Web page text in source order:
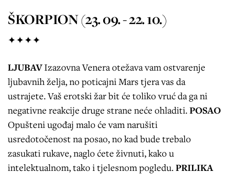
ŠKORPION (23. 09. - 22. 10.)
✦✦✦✦
LJUBAVIzazovna Venera otežava vam ostvarenje
ljubavnih želja, no poticajni Mars tjera vas da
ustrajete. Vaš erotski žar bit će toliko vruć da ga ni
negativne reakcije druge strane neće ohladiti.POSAO
Opušteni ugođaj malo će vam narušiti
usredotočenost na posao, no kad bude trebalo
zasukati rukave, naglo ćete živnuti, kako u
intelektualnom, tako i tjelesnom pogledu.PRILIKA